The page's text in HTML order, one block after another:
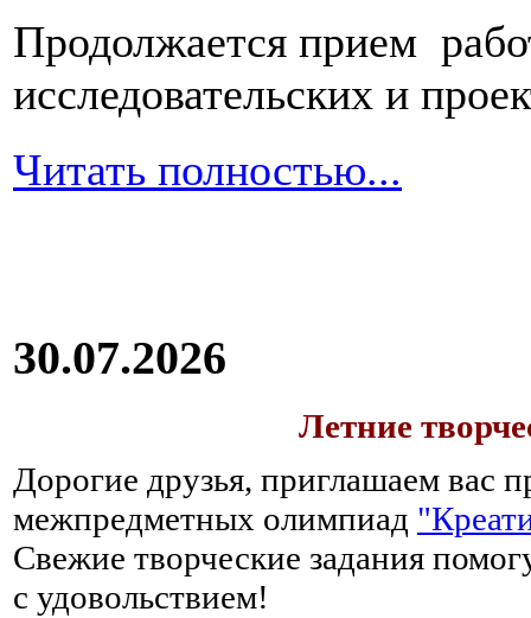
Продолжается прием
исследовательских и
Читать полностью...
30.07.2026
Летние
Дорогие друзья, приглашаем вас
межпредметных олимпиад
Свежие творческие задания
с удовольствием!